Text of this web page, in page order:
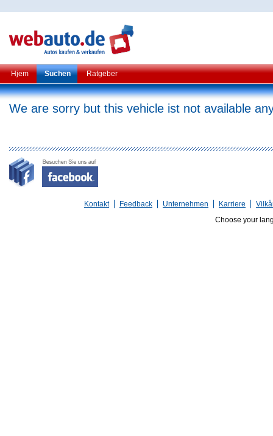
Hjem Suchen Ratgeber
We are sorry but this vehicle ist not available
Kontakt Feedback Unternehmen Karriere
Choose your